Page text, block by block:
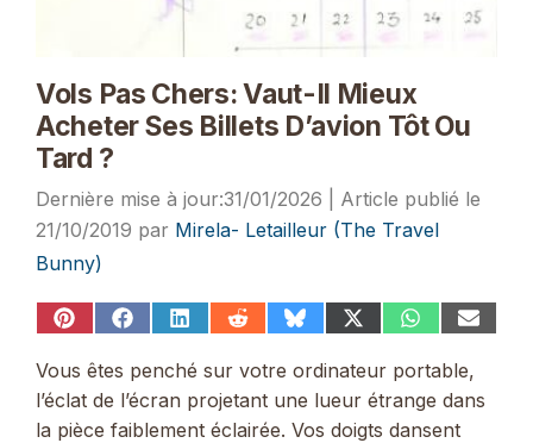
Vols Pas Chers: Vaut-Il Mieux
Acheter Ses Billets D’avion Tôt Ou
Tard ?
31/01/2026
21/10/2019 par Mirela- Letailleur (The Travel
Bunny)
Share
Pinterest
Share
Facebook
Share
LinkedIn
Share
Reddit
Share
Bluesky
Share
X
(Twitter)
Share
WhatsApp
Share
Vous êtes penché sur votre ordinateur portable,
l’éclat de l’écran projetant une lueur étrange dans
la pièce faiblement éclairée. Vos doigts dansent